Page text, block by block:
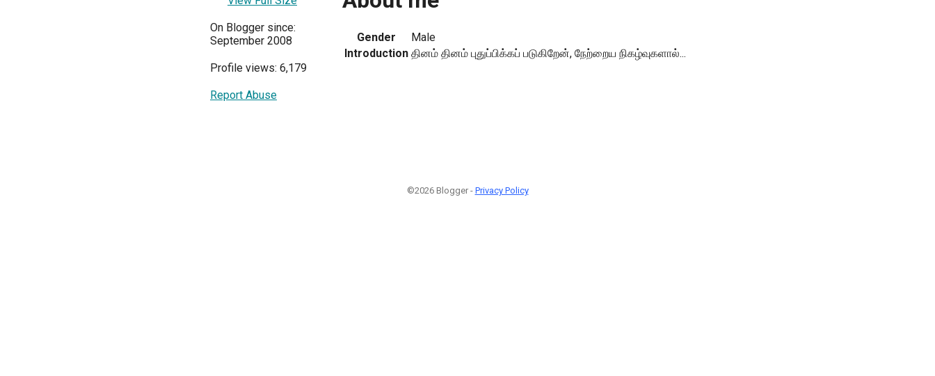
On Blogger since:
September 2008
Profile views: 6,179
Report Abuse
Gender
Male
Introduction தினம் தினம் புதுப்பிக்கப் படுகிறேன், நேற்றைய நிகழ்வுகளால்...
©2026 Blogger - Privacy Policy